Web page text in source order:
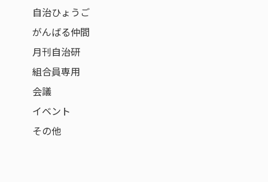
自治ひょうご
がんばる仲間
月刊自治研
組合員専用
会議
イベント
その他